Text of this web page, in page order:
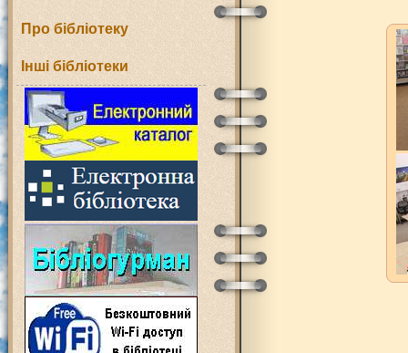
Про бібліотеку
Інші бібліотеки